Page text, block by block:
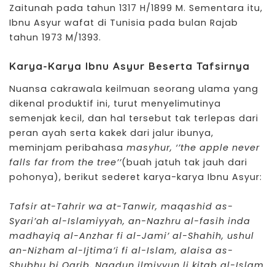
Zaitunah pada tahun 1317 H/1899 M. Sementara itu,
Ibnu Asyur wafat di Tunisia pada bulan Rajab
tahun 1973 M/1393.
Karya-Karya Ibnu Asyur Beserta Tafsirnya
Nuansa cakrawala keilmuan seorang ulama yang
dikenal produktif ini, turut menyelimutinya
semenjak kecil, dan hal tersebut tak terlepas dari
peran ayah serta kakek dari jalur ibunya,
meminjam peribahasa masyhur, ‘’the apple never
falls far from the tree’’(buah jatuh tak jauh dari
pohonya), berikut sederet karya-karya Ibnu Asyur:
Tafsir at-Tahrir wa at-Tanwir, maqashid as-
Syari’ah al-Islamiyyah, an-Nazhru al-fasih inda
madhayiq al-Anzhar fi al-Jami’ al-Shahih, ushul
an-Nizham al-Ijtima’i fi al-Islam, alaisa as-